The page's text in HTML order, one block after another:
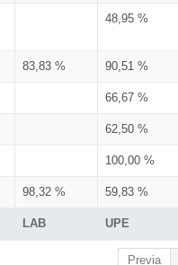
LAB UPE
48,95 %
83,83 % 90,51 %
66,67 %
62,50 %
100,00 %
98,32 % 59,83 %
Previa